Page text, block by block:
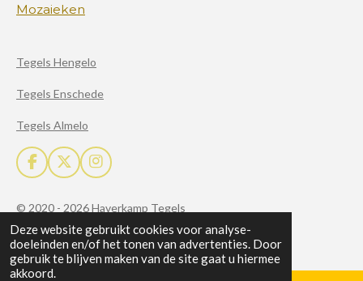
Deze website gebruikt cookies voor analyse-
doeleinden en/of het tonen van advertenties. Door
gebruik te blijven maken van de site gaat u hiermee
akkoord.
Mozaieken
Tegels Hengelo
Tegels Enschede
Tegels Almelo
F
a
e
b
o
o
k
X
I
n
t
a
g
r
© 2020 - 2026 Haverkamp Tegels
Powered byJouwWeb